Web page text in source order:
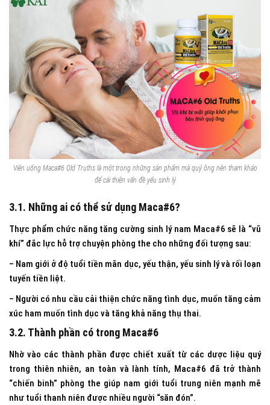
Viên uống Maca#6 Old Truths là một trong những sản phẩm mà quý ông nên tham khảo
để cải thiện vấn đề yếu sinh lý
3.1. Những ai có thể sử dụng Maca#6?
Thực phẩm chức năng tăng cường sinh lý nam Maca#6 sẽ là “vũ
khí” đắc lực hỗ trợ chuyện phòng the cho những đối tượng sau:
– Nam giới ở độ tuổi tiền mãn dục, yếu thận, yếu sinh lý và rối loạn
tuyến tiền liệt.
– Người có nhu cầu cải thiện chức năng tình dục, muốn tăng cảm
xúc ham muốn tình dục và tăng khả năng thụ thai.
3.2. Thành phần có trong Maca#6
Nhờ vào các thành phần được chiết xuất từ các dược liệu quý
trong thiên nhiên, an toàn và lành tính, Maca#6 đã trở thành
“chiến binh” phòng the giúp nam giới tuổi trung niên mạnh mẽ
như tuổi thanh niên được nhiều người “săn đón”.